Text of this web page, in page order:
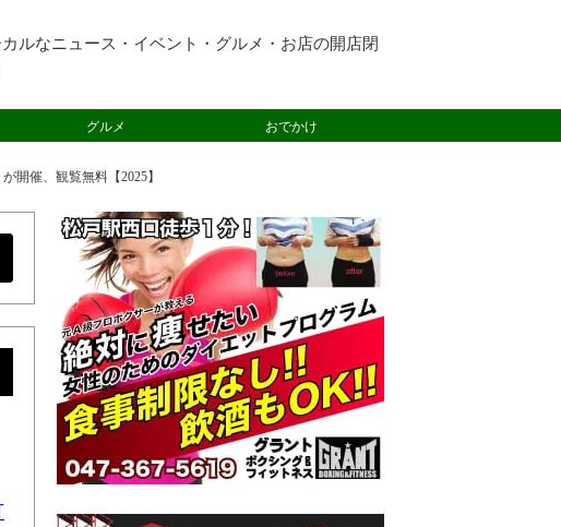
ルなニュース・イベント・グルメ・お店の開店閉
グルメ おでかけ
開催、観覧無料【2025】